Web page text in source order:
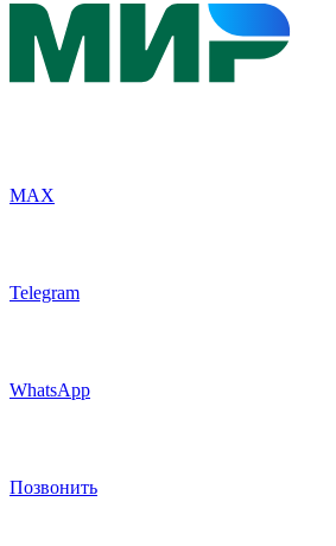
MAX
Telegram
WhatsApp
Позвонить